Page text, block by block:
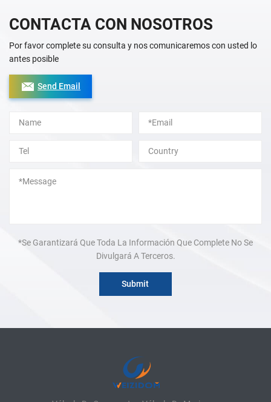
CONTACTA CON NOSOTROS
Por favor complete su consulta y nos comunicaremos con usted lo
antes posible
Send Email
*Se Garantizará Que Toda La Información Que Complete No Se
Divulgará A Terceros.
Alternative: